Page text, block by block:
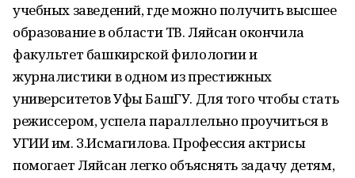
учебных заведений, где можно получить высшее
образование в области ТВ. Ляйсан окончила
факультет башкирской филологии и
журналистики в одном из престижных
университетов Уфы БашГУ. Для того чтобы стать
режиссером, успела параллельно проучиться в
УГИИ им. З.Исмагилова. Профессия актрисы
помогает Ляйсан легко объяснять задачу детям,